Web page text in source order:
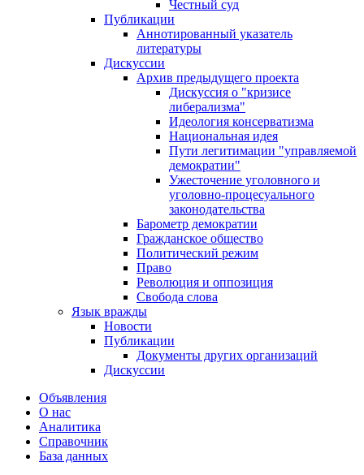
Честный суд
Публикации
Аннотированный указатель
литературы
Дискуссии
Архив предыдущего проекта
Дискуссия о "кризисе
либерализма"
Идеология консерватизма
Национальная идея
Пути легитимации "управляемой
демократии"
Ужесточение уголовного и
уголовно-процесуального
законодательства
Барометр демократии
Гражданское общество
Политический режим
Право
Революция и оппозиция
Свобода слова
Язык вражды
Новости
Публикации
Документы других организаций
Дискуссии
Объявления
О нас
Аналитика
Справочник
База данных